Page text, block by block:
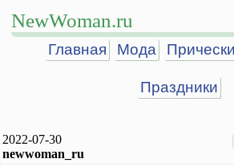
NewWoman.ru
Главная Мода
Праздники
2022-07-30
newwoman_ru